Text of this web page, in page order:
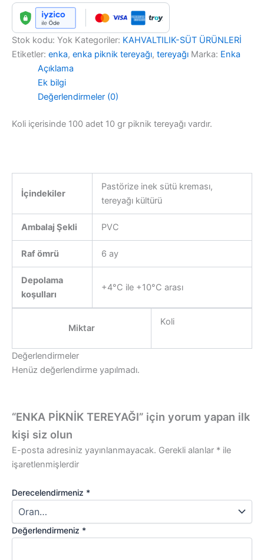
Stok kodu: Yok Kategoriler: KAHVALTILIK-SÜT ÜRÜNLERİ
Etiketler: enka, enka piknik tereyağı, tereyağı Marka: Enka
Açıklama
Ek bilgi
Değerlendirmeler (0)
Koli içerisinde 100 adet 10 gr piknik tereyağı vardır.
İçindekiler
Pastörize inek sütü kreması,
tereyağı kültürü
Ambalaj Şekli PVC
Raf ömrü 6 ay
Depolama
koşulları
+4°C ile +10°C arası
Miktar
Koli
Değerlendirmeler
Henüz değerlendirme yapılmadı.
“ENKA PİKNİK TEREYAĞI” için yorum yapan ilk
kişi siz olun
E-posta adresiniz yayınlanmayacak. Gerekli alanlar * ile
işaretlenmişlerdir
Derecelendirmeniz *
Değerlendirmeniz *